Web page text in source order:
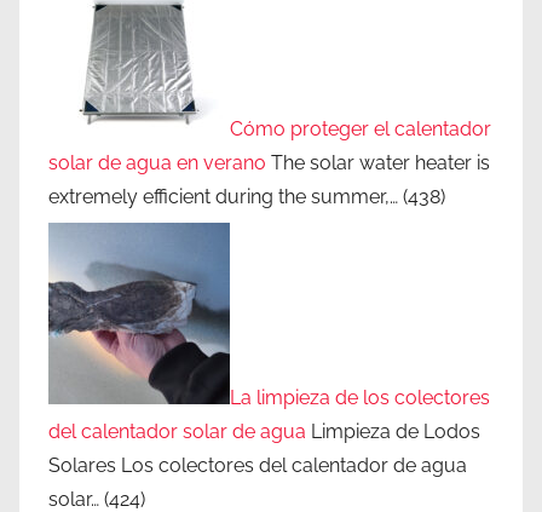
Cómo proteger el calentador
solar de agua en verano The solar water heater is
extremely efficient during the summer,… (438)
La limpieza de los colectores
del calentador solar de agua Limpieza de Lodos
Solares Los colectores del calentador de agua
solar… (424)